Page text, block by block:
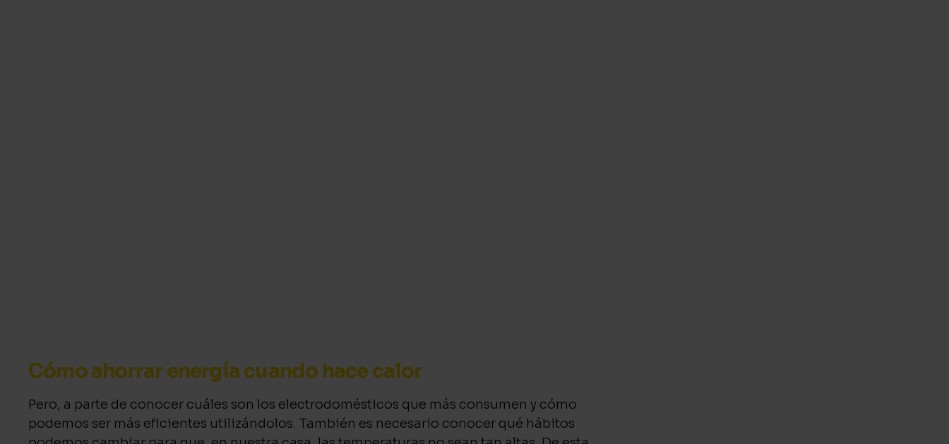
Cómo ahorrar energía cuando hace calor
Pero, a parte de conocer cuáles son los electrodomésticos que más consumen y cómo
podemos ser más eficientes utilizándolos. También es necesario conocer qué hábitos